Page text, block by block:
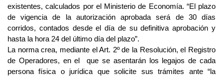
existentes, calculados por el Ministerio de Economía. “El plazo
de vigencia de la autorización aprobada será de 30 días
corridos, contados desde el día de su definitiva aprobación y
hasta la hora 24 del último día del plazo”.
La norma crea, mediante el Art. 2º de la Resolución, el Registro
de Operadores, en el que se asentarán los legajos de cada
persona física o jurídica que solicite sus trámites ante “la